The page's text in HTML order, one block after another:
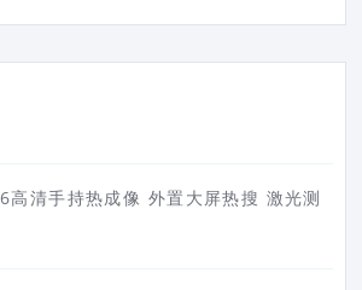
高清手持热成像 外置大屏热搜 激光测